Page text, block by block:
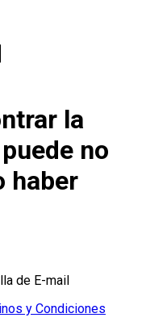
la
no
haber
de E-mail
y Condiciones